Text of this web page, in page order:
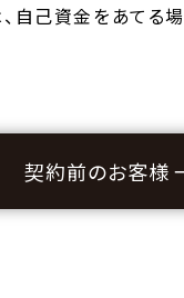
自己資金をあてる
契約前のお客様